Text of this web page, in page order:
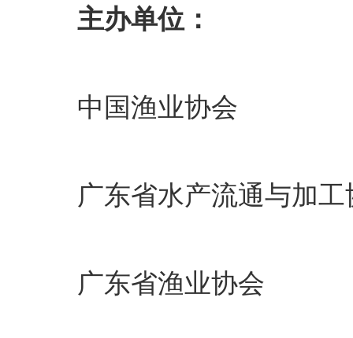
主办单位：
中国渔业协会
广东省水产流通与加工
广东省渔业协会